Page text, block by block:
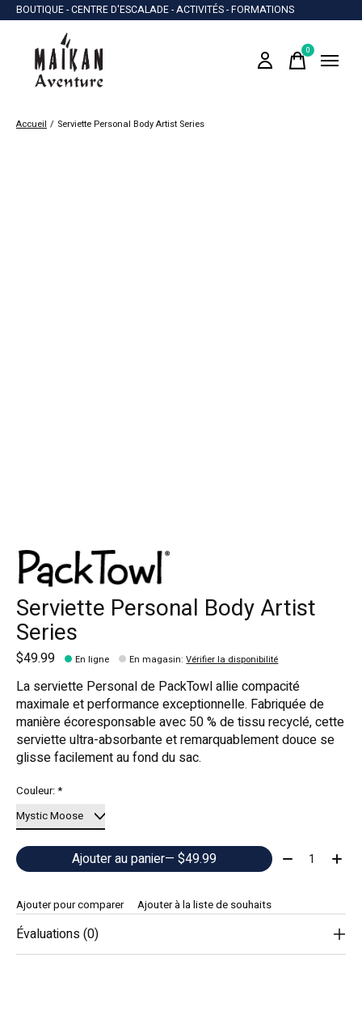
BOUTIQUE - CENTRE D'ESCALADE - ACTIVITÉS - FORMATIONS
0items
Accueil / Serviette Personal Body Artist Series
Serviette Personal Body Artist
Series
$49.99 En ligne En magasin:Vérifier la disponibilité
La serviette Personal de PackTowl allie compacité
maximale et performance exceptionnelle. Fabriquée de
manière écoresponsable avec 50 % de tissu recyclé, cette
serviette ultra-absorbante et remarquablement douce se
glisse facilement au fond du sac.
Couleur:*
Ajouter au panier — $49.99 Quantité:
Ajouter pour comparer Ajouter à la liste de souhaits
Évaluations (0)